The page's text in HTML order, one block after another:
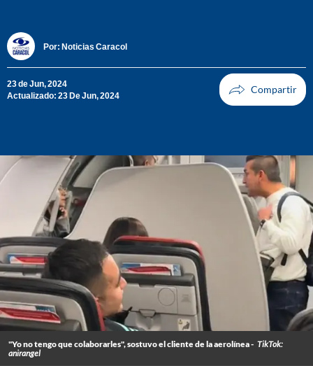
Por: Noticias Caracol
23 de Jun, 2024
Actualizado: 23 De Jun, 2024
"Yo no tengo que colaborarles", sostuvo el cliente de la aerolínea - TikTok:
anirangel